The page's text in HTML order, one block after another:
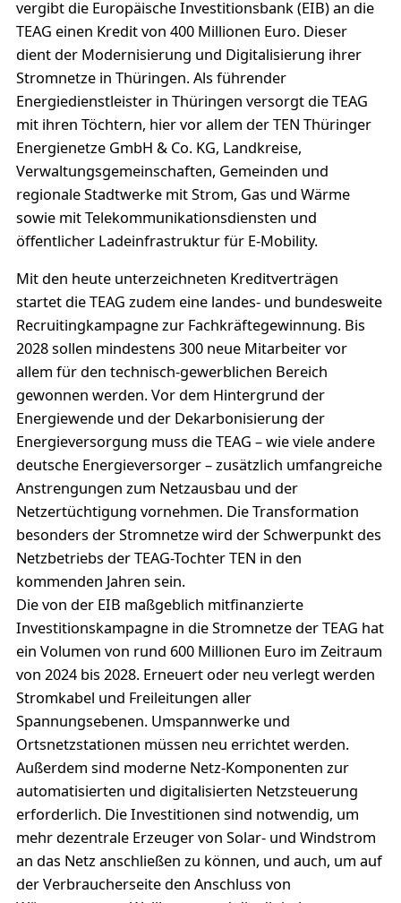
vergibt die Europäische Investitionsbank (EIB) an die
TEAG einen Kredit von 400 Millionen Euro. Dieser
dient der Modernisierung und Digitalisierung ihrer
Stromnetze in Thüringen. Als führender
Energiedienstleister in Thüringen versorgt die TEAG
mit ihren Töchtern, hier vor allem der TEN Thüringer
Energienetze GmbH & Co. KG, Landkreise,
Verwaltungsgemeinschaften, Gemeinden und
regionale Stadtwerke mit Strom, Gas und Wärme
sowie mit Telekommunikationsdiensten und
öffentlicher Ladeinfrastruktur für E-Mobility.
Mit den heute unterzeichneten Kreditverträgen
startet die TEAG zudem eine landes- und bundesweite
Recruitingkampagne zur Fachkräftegewinnung. Bis
2028 sollen mindestens 300 neue Mitarbeiter vor
allem für den technisch-gewerblichen Bereich
gewonnen werden. Vor dem Hintergrund der
Energiewende und der Dekarbonisierung der
Energieversorgung muss die TEAG – wie viele andere
deutsche Energieversorger – zusätzlich umfangreiche
Anstrengungen zum Netzausbau und der
Netzertüchtigung vornehmen. Die Transformation
besonders der Stromnetze wird der Schwerpunkt des
Netzbetriebs der TEAG-Tochter TEN in den
kommenden Jahren sein.
Die von der EIB maßgeblich mitfinanzierte
Investitionskampagne in die Stromnetze der TEAG hat
ein Volumen von rund 600 Millionen Euro im Zeitraum
von 2024 bis 2028. Erneuert oder neu verlegt werden
Stromkabel und Freileitungen aller
Spannungsebenen. Umspannwerke und
Ortsnetzstationen müssen neu errichtet werden.
Außerdem sind moderne Netz-Komponenten zur
automatisierten und digitalisierten Netzsteuerung
erforderlich. Die Investitionen sind notwendig, um
mehr dezentrale Erzeuger von Solar- und Windstrom
an das Netz anschließen zu können, und auch, um auf
der Verbraucherseite den Anschluss von